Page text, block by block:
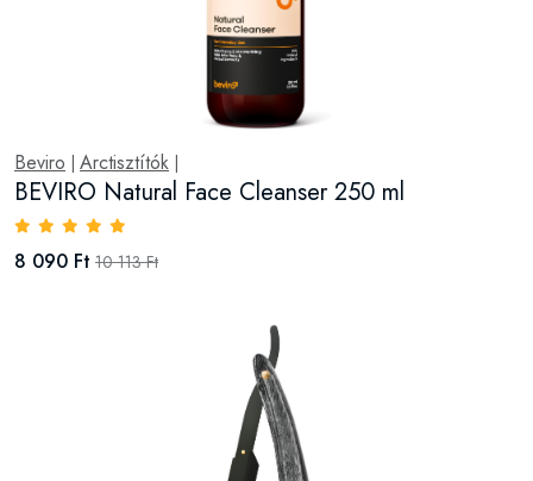
Beviro Arctisztítók
BEVIRO Natural Face Cleanser 250 ml
8 090 Ft 10 113 Ft